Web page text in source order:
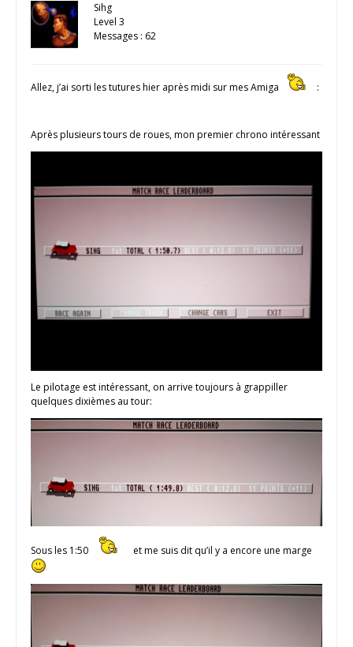
Sihg
Level 3
Messages : 62
Allez, j’ai sorti les tutures hier après midi sur mes Amiga :
Après plusieurs tours de roues, mon premier chrono intéressant
Le pilotage est intéressant, on arrive toujours à grappiller
quelques dixièmes au tour:
Sous les 1:50 et me suis dit qu’il y a encore une marge